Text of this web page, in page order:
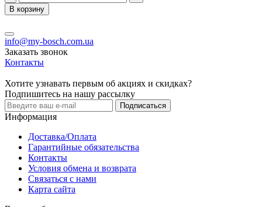
В корзину
info@my-bosch.com.ua
Заказать звонок
Контакты
Хотите узнавать первым об акциях и скидках?
Подпишитесь на нашу рассылку
Подписаться
Информация
Доставка/Оплата
Гарантийные обязательства
Контакты
Условия обмена и возврата
Связаться с нами
Карта сайта